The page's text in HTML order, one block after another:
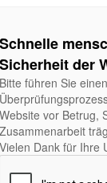
Schnelle
Sicherheit der
Bitte führen Sie
Website vor Betrug,
Zusammenarbeit
Vielen Dank für Ihre